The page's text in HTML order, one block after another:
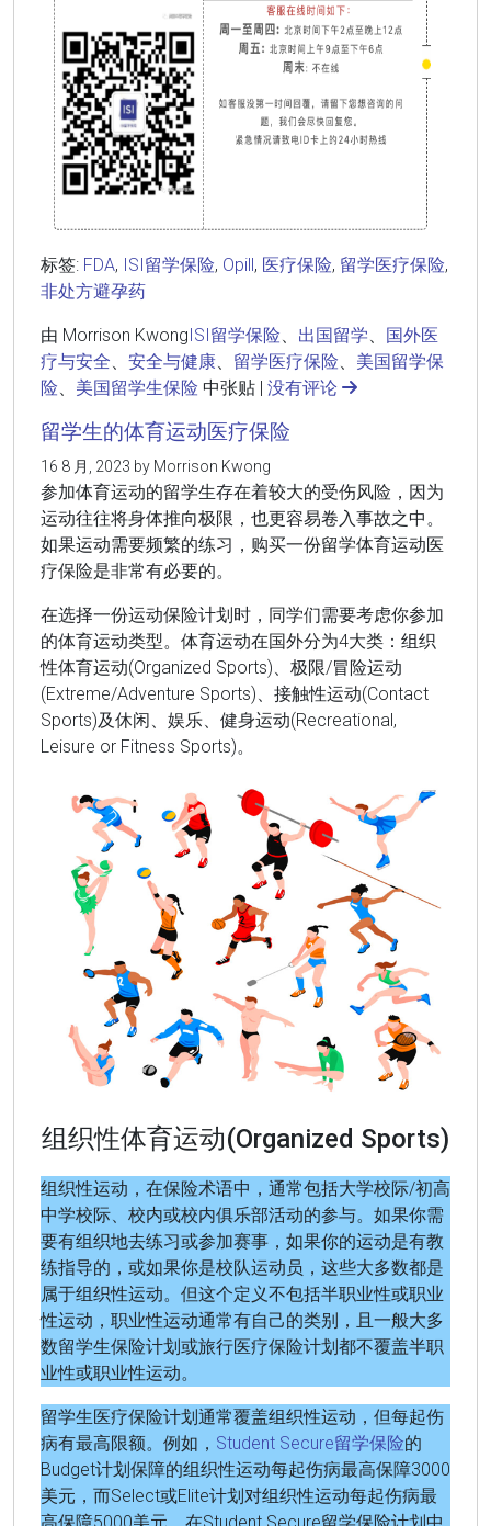
标签: FDA, ISI留学保险, Opill , 医疗保险, 留学医疗保险,
非处方避孕药
由 Morrison Kwong ISI留学保险、 出国留学、
国外医
疗与安全、 安全与健康、 留学医疗保险、 美国留学保
险、 美国留学生保险 中张贴 | 没有评论
留学生的体育运动医疗保险
16 8 月, 2023 by Morrison Kwong
参加体育运动的留学生存在着较大的受伤风险，因为
运动往往将身体推向极限，也更容易卷入事故之中。
如果运动需要频繁的练习，购买一份留学体育运动医
疗保险是非常有必要的。
在选择一份运动保险计划时，同学们需要考虑你参加
的体育运动类型。体育运动在国外分为4大类：组织
性体育运动(Organized Sports)、极限/冒险运动
(Extreme/Adventure Sports)、接触性运动(Contact
Sports)及休闲、娱乐、健身运动(Recreational,
Leisure or Fitness Sports)。
组织性体育运动(Organized Sports)
组织性运动，在保险术语中，通常包括大学校际/初高
中学校际、校内或校内俱乐部活动的参与。如果你需
要有组织地去练习或参加赛事，如果你的运动是有教
练指导的，或如果你是校队运动员，这些大多数都是
属于组织性运动。但这个定义不包括半职业性或职业
性运动，职业性运动通常有自己的类别，且一般大多
数留学生保险计划或旅行医疗保险计划都不覆盖半职
业性或职业性运动。
留学生医疗保险计划通常覆盖组织性运动，但每起伤
病有最高限额。例如， Student Secure留学保险的
Budget计划保障的组织性运动每起伤病最高保障3000
美元，而Select或Elite计划对组织性运动每起伤病最